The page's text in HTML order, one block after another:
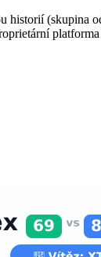
historií (skupina